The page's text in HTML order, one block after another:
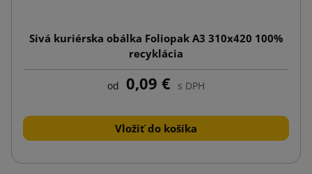
Sivá kuriérska obálka Foliopak A3 310x420 100%
recyklácia
od 0,09 € s DPH
Vložiť do košíka